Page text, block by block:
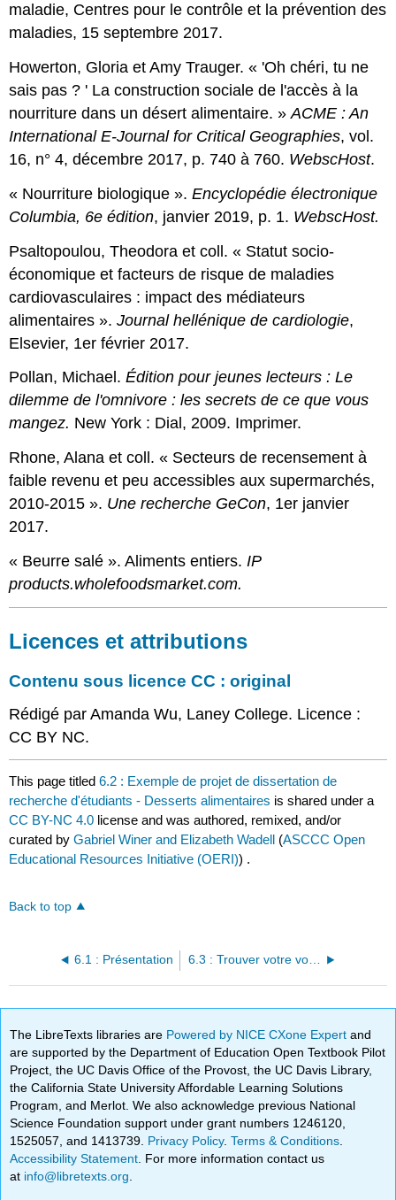
maladie, Centres pour le contrôle et la prévention des
maladies, 15 septembre 2017.
Howerton, Gloria et Amy Trauger. « 'Oh chéri, tu ne
sais pas ? ' La construction sociale de l'accès à la
nourriture dans un désert alimentaire. »ACME : An
International E-Journal for Critical Geographies, vol.
16, n° 4, décembre 2017, p. 740 à 760. WebscHost.
« Nourriture biologique ».Encyclopédie électronique
Columbia, 6e édition, janvier 2019, p. 1. WebscHost.
Psaltopoulou, Theodora et coll. « Statut socio-
économique et facteurs de risque de maladies
cardiovasculaires : impact des médiateurs
alimentaires ».Journal hellénique de cardiologie,
Elsevier, 1er février 2017.
Pollan, Michael.Édition pour jeunes lecteurs : Le
dilemme de l'omnivore : les secrets de ce que vous
mangez. New York : Dial, 2009. Imprimer.
Rhone,Alana et coll. « Secteurs de recensement à
faible revenu et peu accessibles aux supermarchés,
2010-2015 ». Une recherche GeCon, 1er janvier
2017.
« Beurre salé ». Aliments entiers. IP
products.wholefoodsmarket.com.
Licences et attributions
Contenu sous licence CC : original
Rédigé par Amanda Wu, Laney College. Licence :
CC BY NC.
This page titled6.2 : Exemple de projet de dissertation de
recherche d'étudiants - Desserts alimentaires is shared under a
CC BY-NC 4.0 license and was authored, remixed, and/or
curated byGabriel Winer and Elizabeth Wadell (ASCCC Open
Educational Resources Initiative (OERI)) .
Back to top
6.1 : Présentation 6.3 : Trouver votre voix universitaire
The LibreTexts libraries are Powered by NICE CXone Expertand
are supported by the Department of Education Open Textbook Pilot
Project, the UC Davis Office of the Provost, the UC Davis Library,
the California State University Affordable Learning Solutions
Program, and Merlot. We also acknowledge previous National
Science Foundation support under grant numbers 1246120,
1525057, and 1413739. Privacy Policy.Terms & Conditions
Accessibility Statement . For more information contact us
at info@libretexts.org